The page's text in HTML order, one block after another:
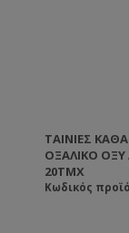
ΤΑΙΝΊΕΣ
ΟΞΑΛΙΚΌ ΟΞΎ
20ΤΜΧ
Κωδικός